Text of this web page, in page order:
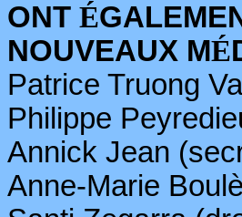
ONT É
NOUVEAUX MÉ
Patrice Truong
Philippe
Annick Jean
Anne-Marie